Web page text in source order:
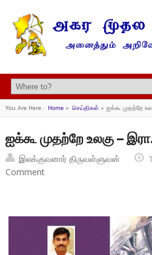
You Are Here : Home» செய்திகள்» ஐக்கூ முதற்றே
ஐக்கூ முதற்றே உலகு –
இலக்குவனார் திருவள்ளுவன்
Comment